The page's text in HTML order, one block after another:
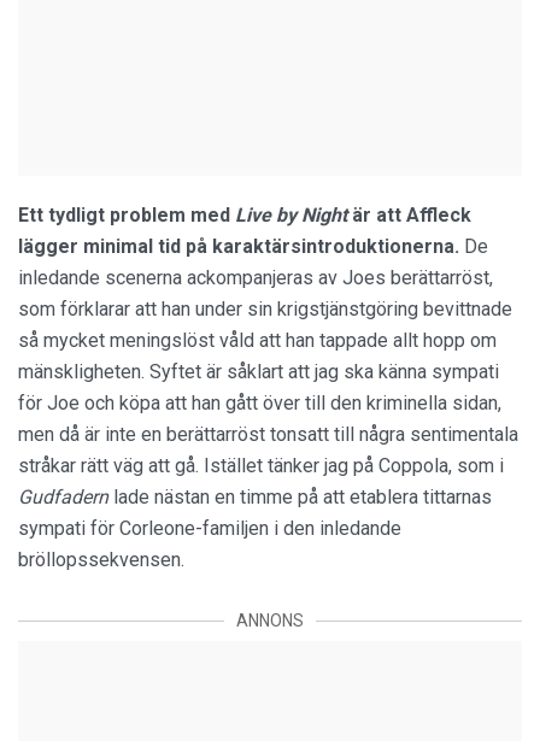
Ett tydligt problem med Live by Nightär att Affleck
lägger minimal tid på karaktärsintroduktionerna. De
inledande scenerna ackompanjeras av Joes berättarröst,
som förklarar att han under sin krigstjänstgöring bevittnade
så mycket meningslöst våld att han tappade allt hopp om
mänskligheten. Syftet är såklart att jag ska känna sympati
för Joe och köpa att han gått över till den kriminella sidan,
men då är inte en berättarröst tonsatt till några sentimentala
stråkar rätt väg att gå. Istället tänker jag på Coppola, som i
Gudfadernlade nästan en timme på att etablera tittarnas
sympati för Corleone-familjen i den inledande
bröllopssekvensen.
ANNONS